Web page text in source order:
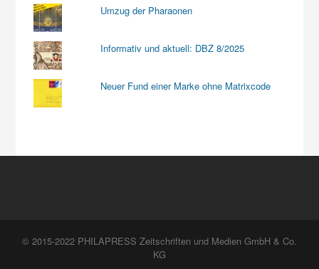
Umzug der Pharaonen
Informativ und aktuell: DBZ 8/2025
Neuer Fund einer Marke ohne Matrixcode
© 2015-2022 PHILAPRESS Zeitschriften und Medien GmbH & Co.
KG